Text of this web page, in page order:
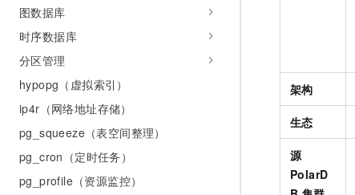
图数据库
时序数据库
分区管理
hypopg（虚拟索引）
ip4r（网络地址存储）
pg_squeeze（表空间整理）
pg_cron（定时任务）
pg_profile（资源监控）
架构
生态
源
PolarD